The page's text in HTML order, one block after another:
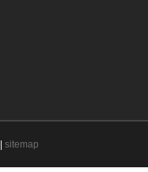
sitemap